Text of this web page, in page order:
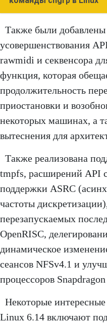
Также были
усовершенствования
rawmidi и секвенсора
функция, которая
продолжительность
приостановки и
некоторых машинах, а
вытеснения для
Также реализована
tmpfs, расширений API
поддержки ASRC
частоты
перезапускаемых
OpenRISC,
динамическое
сеансов NFSv4.1 и
процессоров
Некоторые
Linux 6.14 включают